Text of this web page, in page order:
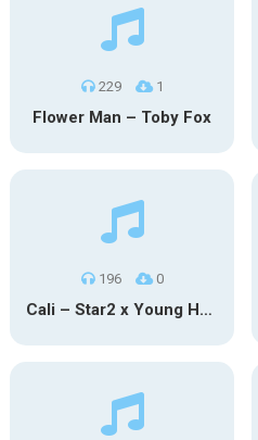
229 1
Flower Man – Toby Fox
196 0
Cali – Star2 x Young Henny